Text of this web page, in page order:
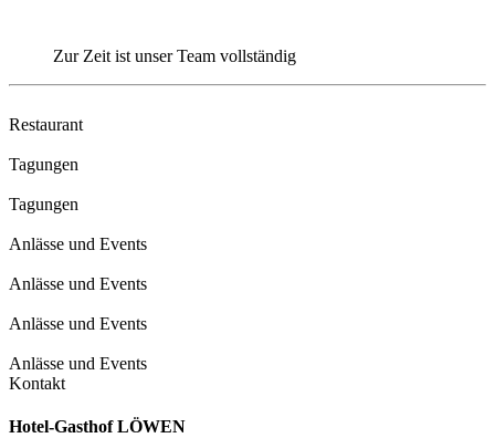
Zur Zeit ist unser Team vollständig
Restaurant
Tagungen
Tagungen
Anlässe und Events
Anlässe und Events
Anlässe und Events
Anlässe und Events
Kontakt
Hotel-Gasthof LÖWEN